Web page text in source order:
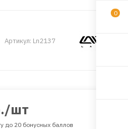
Артикул: Ln2137
/шт
до 20 бонусных баллов
0